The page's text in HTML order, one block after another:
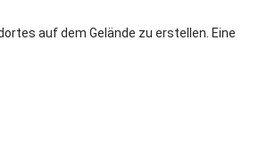
auf dem Gelände zu erstellen. Eine